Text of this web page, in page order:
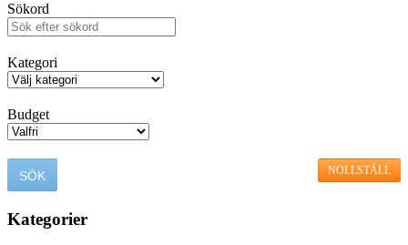
Sökord
Kategori
Budget
NOLLSTÄLL
Kategorier